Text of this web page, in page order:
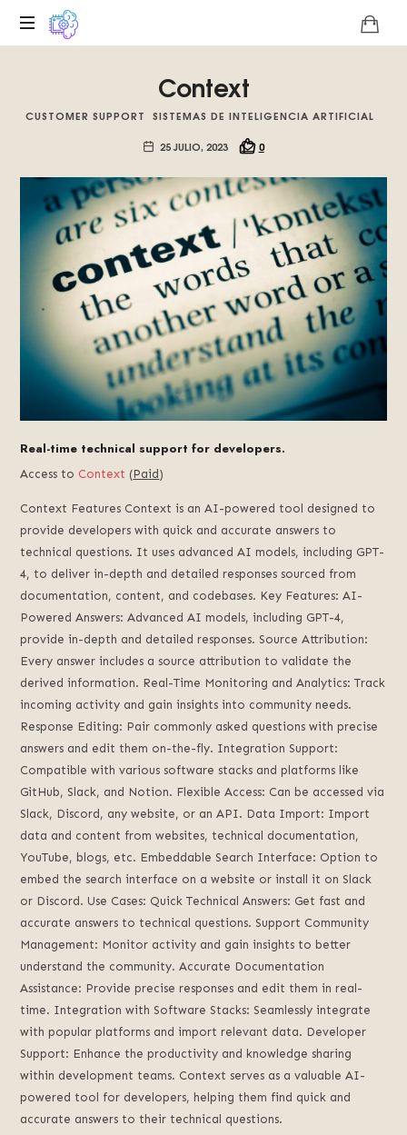
la
del
Basilisco
de
Roko,
fomentamos
la
inteligencia
artificial
futuro.
Context
CUSTOMER SUPPORT SISTEMAS DE INTELIGENCIA ARTIFICIAL
25 JULIO, 2023
0
Real-time technical support for developers.
Access to Context (Paid )
Context Features Context is an AI-powered tool designed to
provide developers with quick and accurate answers to
technical questions. It uses advanced AI models, including GPT-
4, to deliver in-depth and detailed responses sourced from
documentation, content, and codebases. Key Features: AI-
Powered Answers: Advanced AI models, including GPT-4,
provide in-depth and detailed responses. Source Attribution:
Every answer includes a source attribution to validate the
derived information. Real-Time Monitoring and Analytics: Track
incoming activity and gain insights into community needs.
Response Editing: Pair commonly asked questions with precise
answers and edit them on-the-fly. Integration Support:
Compatible with various software stacks and platforms like
GitHub, Slack, and Notion. Flexible Access: Can be accessed via
Slack, Discord, any website, or an API. Data Import: Import
data and content from websites, technical documentation,
YouTube, blogs, etc. Embeddable Search Interface: Option to
embed the search interface on a website or install it on Slack
or Discord. Use Cases: Quick Technical Answers: Get fast and
accurate answers to technical questions. Support Community
Management: Monitor activity and gain insights to better
understand the community. Accurate Documentation
Assistance: Provide precise responses and edit them in real-
time. Integration with Software Stacks: Seamlessly integrate
with popular platforms and import relevant data. Developer
Support: Enhance the productivity and knowledge sharing
within development teams. Context serves as a valuable AI-
powered tool for developers, helping them find quick and
accurate answers to their technical questions.